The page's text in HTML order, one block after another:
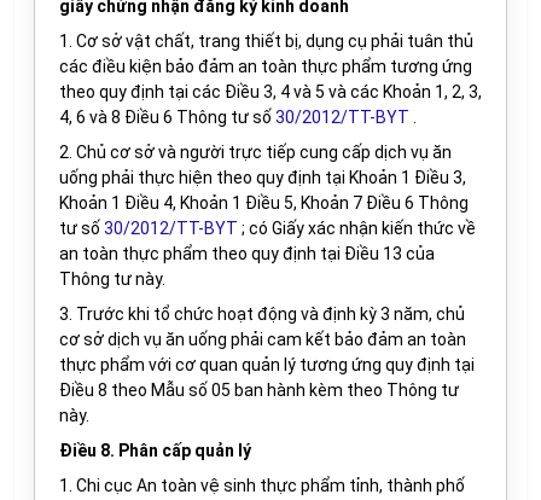
giấy chứng nhận đăng ký kinh doanh
1. Cơ sở vật chất, trang thiết bị, dụng cụ phải tuân thủ
các điều kiện bảo đảm an toàn thực phẩm tương ứng
theo quy định tại các Điều 3, 4 và 5 và các Khoản 1, 2, 3,
4, 6 và 8 Điều 6 Thông tư số 30/2012/TT-BYT
2. Chủ cơ sở và người trực tiếp cung cấp dịch vụ ăn
uống phải thực hiện theo quy định tại Khoản 1 Điều 3,
Khoản 1 Điều 4, Khoản 1 Điều 5, Khoản 7 Điều 6 Thông
tư số 30/2012/TT-BYT ; có Giấy xác nhận kiến thức về
an toàn thực phẩm theo quy định tại Điều 13 của
Thông tư này.
3. Trước khi tổ chức hoạt động và định kỳ 3 năm, chủ
cơ sở dịch vụ ăn uống phải cam kết bảo đảm an toàn
thực phẩm với cơ quan quản lý tương ứng quy định tại
Điều 8 theo Mẫu số 05 ban hành kèm theo Thông tư
này.
Điều 8. Phân cấp quản lý
1. Chi cục An toàn vệ sinh thực phẩm tỉnh, thành phố